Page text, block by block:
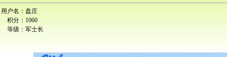
用户名： 盘庄
积分： 1060
等级： 军士长